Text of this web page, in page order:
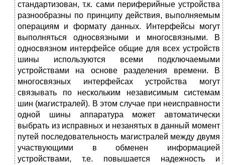
стандартизован, т.к. сами периферийные устройства
разнообразны по принципу действия, выполняемым
операциям и формату данных. Интерфейсы могут
выполняться односвязными и многосвязными. В
односвязном интерфейсе общие для всех устройств
шины используются всеми подключаемыми
устройствами на основе разделения времени. В
многосвязных интерфейсах устройства могут
связывать по нескольким независимым системам
шин (магистралей). В этом случае при неисправности
одной шины аппаратура может автоматически
выбрать из исправных и незанятых в данный момент
путей последовательность магистралей между двумя
участвующими в обменен информацией
устройствами, т.е. повышается надежность и